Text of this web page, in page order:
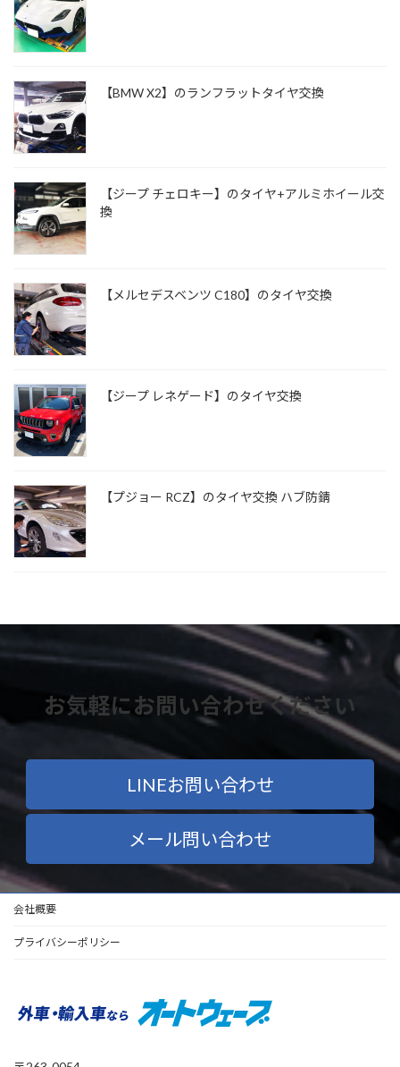
【BMW X2】のランフラットタイヤ交換
【ジープ チェロキー】のタイヤ+アルミホイール交
換
【メルセデスベンツ C180】のタイヤ交換
【ジープ レネゲード】のタイヤ交換
【プジョー RCZ】のタイヤ交換 ハブ防錆
お気軽にお問い合わせください
LINEお問い合わせ
メール問い合わせ
会社概要
プライバシーポリシー